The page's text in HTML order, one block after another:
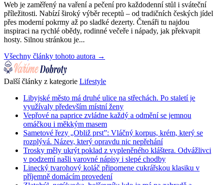
Web je zaměřený na vaření a pečení pro každodenní stůl i sváteční
příležitosti. Nabízí široký výběr receptů – od tradičních českých jídel
přes moderní pokrmy až po sladké dezerty. Čtenáři tu najdou
inspiraci na rychlé obědy, rodinné večeře i nápady, jak překvapit
hosty. Silnou stránkou je...
Všechny články tohoto autora →
Další články z kategorie Lifestyle
Libyjské město má druhé ulice na střechách. Po staletí je
využívaly především místní ženy
Vepřové na paprice zvládne každý a odmění se jemnou
omáčkou i měkkým masem
Sametové řezy „Obliž prst”: Vláčný korpus, krém, který se
rozplývá. Název, který opravdu nic nepřehání
Trosky měly ukrýt poklad z vypleněného kláštera. Odvážlivci
v podzemí našli varovné nápisy i slepé chodby
Linecký tvarohový koláč připomene cukrářskou klasiku v
příjemně domácím provedení